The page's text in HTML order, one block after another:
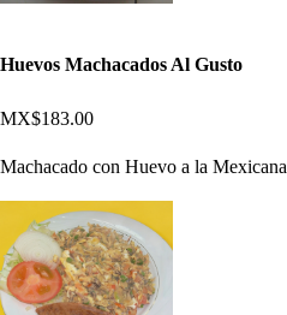
Huevos Machacados Al Gusto
MX$183.00
Machacado con Huevo a la Mexicana